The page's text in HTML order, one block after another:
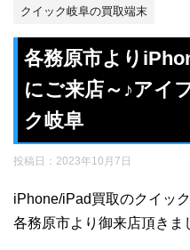
クイック岐阜の買取端末
各務原市より
にご来店～♪アイ
ク岐阜
投稿日： 2023年10月7日
iPhone/iPad買取のクイッ
各務原市より御来店頂きま